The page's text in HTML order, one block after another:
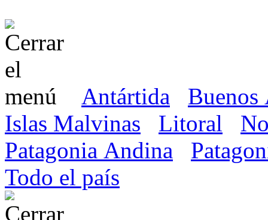
Antártida
Buenos
Islas Malvinas
Litoral
Patagonia Andina
Todo el país